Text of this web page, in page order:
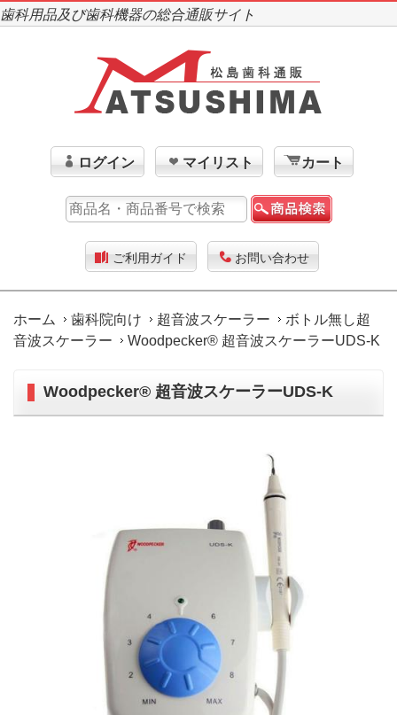
歯科用品及び歯科機器の総合通販サイト
ログイン マイリスト カート
ご利用ガイド お問い合わせ
ホーム 歯科院向け 超音波スケーラー
ボトル無し超
音波スケーラー
Woodpecker® 超音波スケーラーUDS-K
Woodpecker® 超音波スケーラーUDS-K